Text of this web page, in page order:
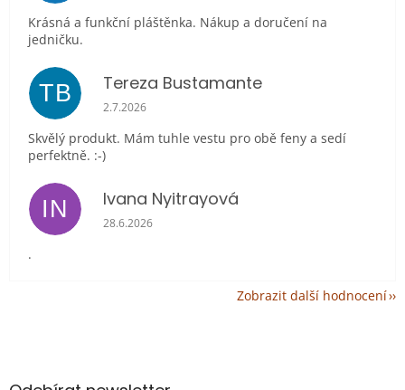
Krásná a funkční pláštěnka. Nákup a doručení na
jedničku.
TB Tereza Bustamante
Hodnocení obchodu je 5 z 5 hvězdiček.
2.7.2026
Skvělý produkt. Mám tuhle vestu pro obě feny a sedí
perfektně. :-)
IN Ivana Nyitrayová
Hodnocení obchodu je 5 z 5 hvězdiček.
28.6.2026
.
Zobrazit další hodnocení